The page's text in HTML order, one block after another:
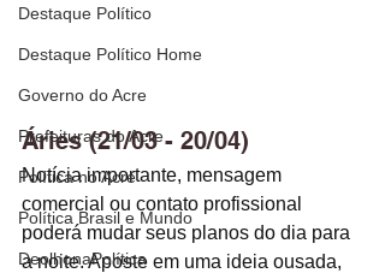
Destaque Político
Destaque Político Home
Governo do Acre
Prefeituras do Acre
Política no Acre
Política Brasil e Mundo
DeolhonaPolítica
Áries (21/03 - 20/04)
Notícia importante, mensagem
comercial ou contato profissional
poderá mudar seus planos do dia para
a noite. Aposte em uma ideia ousada,